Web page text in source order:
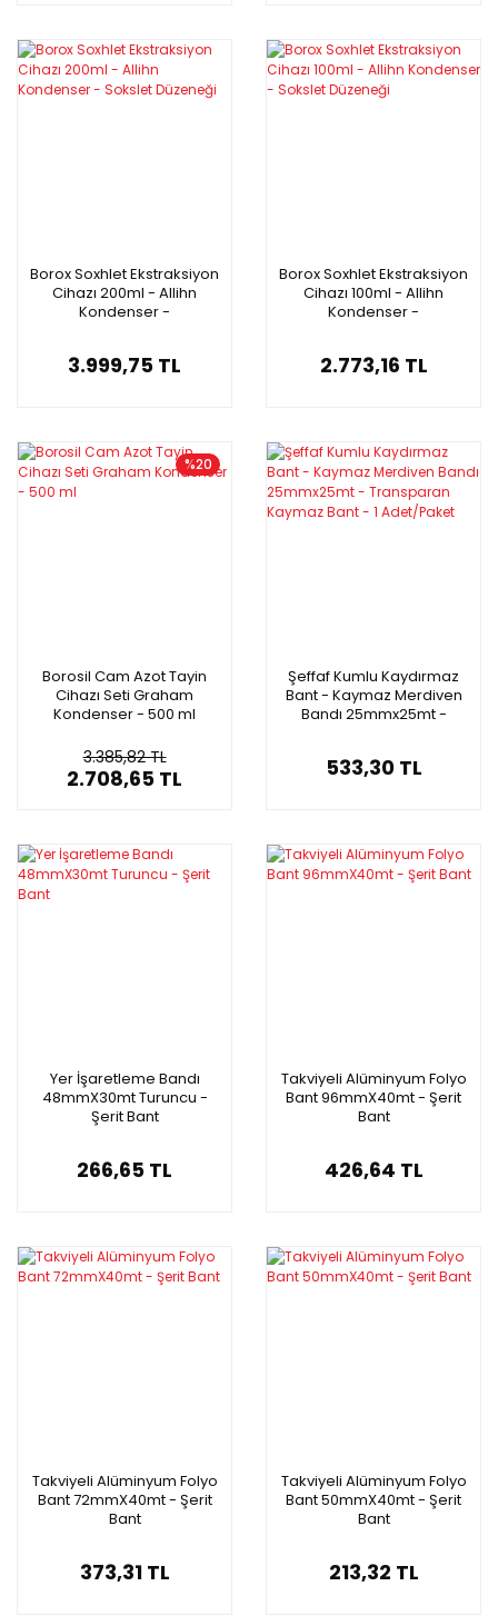
Borox Soxhlet Ekstraksiyon
Cihazı 200ml - Allihn
Kondenser -
3.999,75 TL
Borox Soxhlet Ekstraksiyon
Cihazı 100ml - Allihn
Kondenser -
2.773,16 TL
%20
Borosil Cam Azot Tayin
Cihazı Seti Graham
Kondenser - 500 ml
3.385,82 TL
2.708,65 TL
Şeffaf Kumlu Kaydırmaz
Bant - Kaymaz Merdiven
Bandı 25mmx25mt -
533,30 TL
Yer İşaretleme Bandı
48mmX30mt Turuncu -
Şerit Bant
266,65 TL
Takviyeli Alüminyum Folyo
Bant 96mmX40mt - Şerit
Bant
426,64 TL
Takviyeli Alüminyum Folyo
Bant 72mmX40mt - Şerit
Bant
373,31 TL
Takviyeli Alüminyum Folyo
Bant 50mmX40mt - Şerit
Bant
213,32 TL